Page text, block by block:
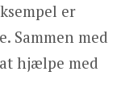
er
Sammen med
hjælpe med